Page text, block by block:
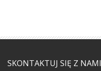
SKONTAKTUJ SIĘ Z NAMI